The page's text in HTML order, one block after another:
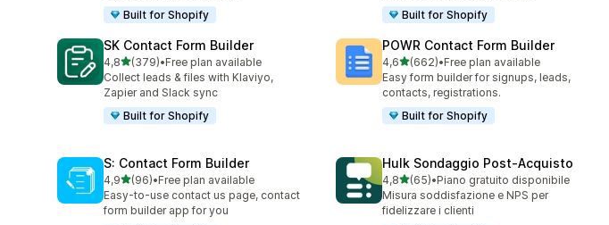
Built for Shopify
Built for Shopify
SK Contact Form Builder
4,8stelle su 5
(379)
379 recensioni totali
•Free plan available
Collect leads & files with Klaviyo,
Zapier and Slack sync
Built for Shopify
POWR Contact Form Builder
4,6stelle su 5
(662)
662 recensioni totali
•Free plan available
Easy form builder for signups, leads,
contacts, registrations.
Built for Shopify
S: Contact Form Builder
4,9stelle su 5
(96)
96 recensioni totali
•Free plan available
Easy-to-use contact us page, contact
form builder app for you
Hulk Sondaggio Post‑Acquisto
4,8stelle su 5
(65)
65 recensioni totali
•Piano gratuito disponibile
Misura soddisfazione e NPS per
fidelizzare i clienti